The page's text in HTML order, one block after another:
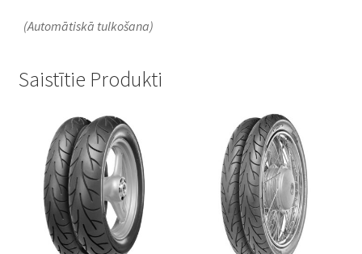
(Automātiskā tulkošana)
Saistītie Produkti